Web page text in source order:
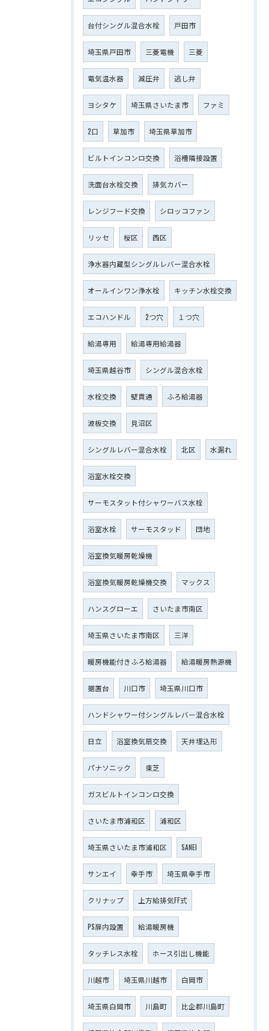
台付シングル混合水栓 戸田市
埼玉県戸田市 三菱電機 三菱
電気温水器 減圧弁 逃し弁
ヨシタケ 埼玉県さいたま市 ファミ
2口 草加市 埼玉県草加市
ビルトインコンロ交換 浴槽隣接設置
洗面台水栓交換 排気カバー
レンジフード交換 シロッコファン
リッセ 桜区 西区
浄水器内蔵型シングルレバー混合水栓
オールインワン浄水栓 キッチン水栓交換
エコハンドル 2つ穴 １つ穴
給湯専用 給湯専用給湯器
埼玉県越谷市 シングル混合水栓
水栓交換 壁貫通 ふろ給湯器
波板交換 見沼区
シングルレバー混合水栓 北区 水漏れ
浴室水栓交換
サーモスタット付シャワーバス水栓
浴室水栓 サーモスタッド 団地
浴室換気暖房乾燥機
浴室換気暖房乾燥機交換 マックス
ハンスグローエ さいたま市南区
埼玉県さいたま市南区 三洋
暖房機能付きふろ給湯器 給湯暖房熱源機
据置台 川口市 埼玉県川口市
ハンドシャワー付シングルレバー混合水栓
日立 浴室換気扇交換 天井埋込形
パナソニック 東芝
ガスビルトインコンロ交換
さいたま市浦和区 浦和区
埼玉県さいたま市浦和区 SANEI
サンエイ 幸手市 埼玉県幸手市
クリナップ 上方給排気FF式
PS扉内設置 給湯暖房機
タッチレス水栓 ホース引出し機能
川越市 埼玉県川越市 白岡市
埼玉県白岡市 川島町 比企郡川島町